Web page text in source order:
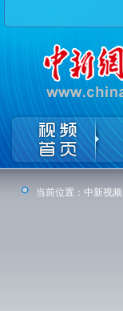
当前位置： 中新视频